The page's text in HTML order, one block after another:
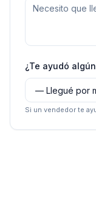
¿Te ayudó
Si un vendedor te